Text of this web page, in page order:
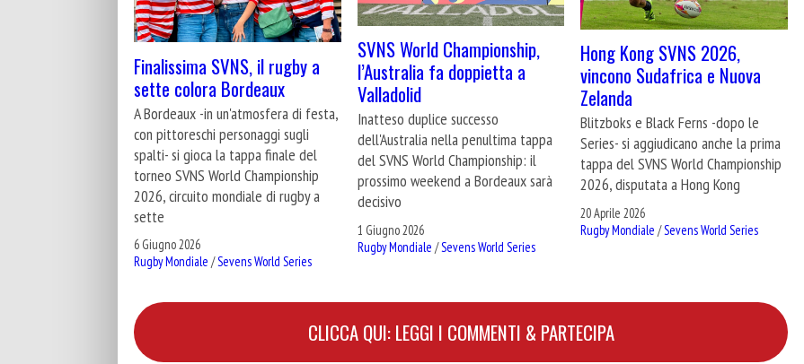
Finalissima SVNS, il rugby a
sette colora Bordeaux
A Bordeaux -in un'atmosfera di festa,
con pittoreschi personaggi sugli
spalti- si gioca la tappa finale del
torneo SVNS World Championship
2026, circuito mondiale di rugby a
sette
6 Giugno 2026
Rugby Mondiale /Sevens World Series
SVNS World Championship,
l’Australia fa doppietta a
Valladolid
Inatteso duplice successo
dell'Australia nella penultima tappa
del SVNS World Championship: il
prossimo weekend a Bordeaux sarà
decisivo
1 Giugno 2026
Rugby Mondiale /Sevens World Series
Hong Kong SVNS 2026,
vincono Sudafrica e Nuova
Zelanda
Blitzboks e Black Ferns -dopo le
Series- si aggiudicano anche la prima
tappa del SVNS World Championship
2026, disputata a Hong Kong
20 Aprile 2026
Rugby Mondiale /Sevens World Series
CLICCA QUI: LEGGI I COMMENTI & PARTECIPA